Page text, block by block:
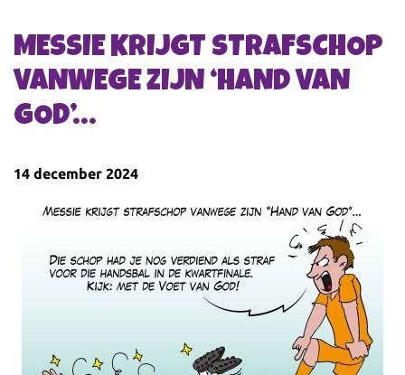
MESSIE KRIJGT STRAFSCHOP
VANWEGE ZIJN ‘HAND VAN
GOD’…
14 december 2024